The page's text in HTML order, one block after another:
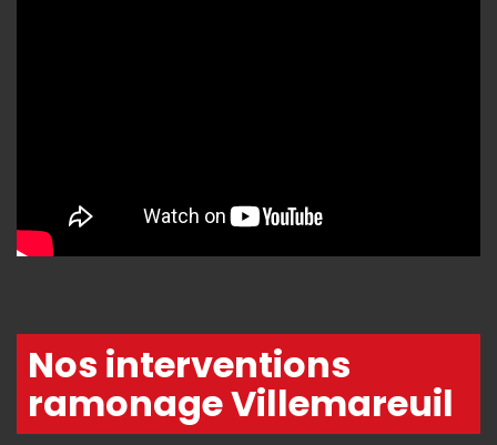
Nos interventions
ramonage Villemareuil